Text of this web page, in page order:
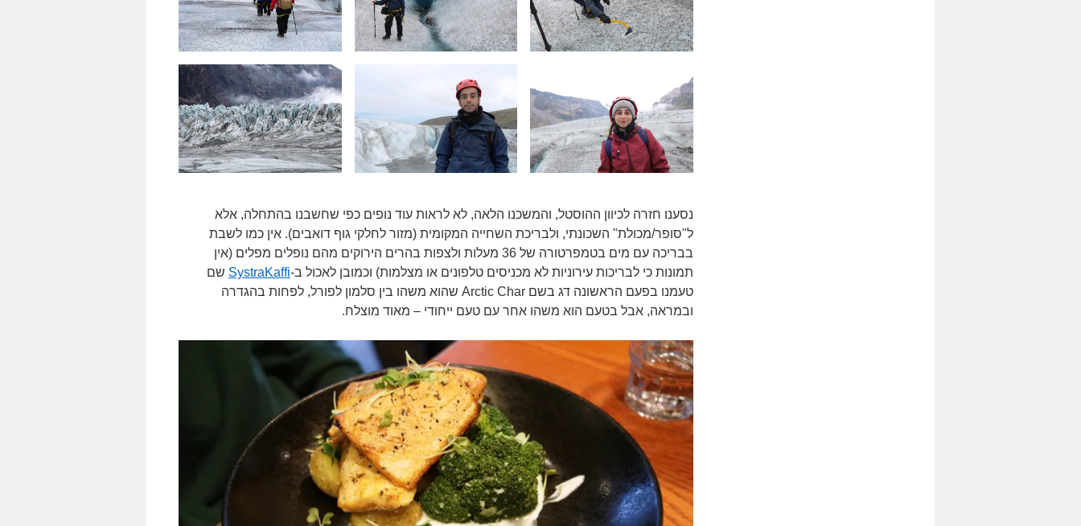
נסענו חזרה לכיוון ההוסטל, והמשכנו הלאה, לא לראות עוד נופים כפי שחשבנו בהתחלה, אלא
ל"סופר/מכולת" השכונתי, ולבריכת השחייה המקומית (מזור לחלקי גוף דואבים). אין כמו לשבת
בבריכה עם מים בטמפרטורה של 36 מעלות ולצפות בהרים הירוקים מהם נופלים מפלים (אין
תמונות כי לבריכות עירוניות לא מכניסים טלפונים או מצלמות) וכמובן לאכול ב-SystraKaffi שם
טעמנו בפעם הראשונה דג בשם Arctic Char שהוא משהו בין סלמון לפורל, לפחות בהגדרה
ובמראה, אבל בטעם הוא משהו אחר עם טעם ייחודי – מאוד מוצלח.